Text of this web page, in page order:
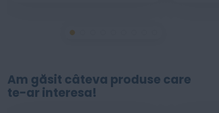
Am găsit câteva produse care
te-ar interesa!